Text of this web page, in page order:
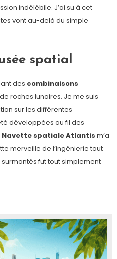
indélébile. J’ai su à cet
vont au-delà du simple
spatial
des combinaisons
roches lunaires. Je me suis
sur les différentes
développées au fil des
Navette spatiale Atlantis m’a
merveille de l’ingénierie tout
fut tout simplement